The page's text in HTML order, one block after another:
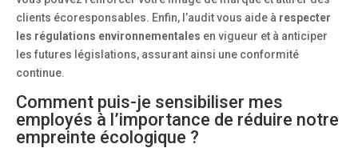
clients écoresponsables. Enfin, l’audit vous aide à respecter
les régulations environnementales en vigueur et à anticiper
les futures législations, assurant ainsi une conformité
continue.
Comment puis-je sensibiliser mes
employés à l’importance de réduire notre
empreinte écologique ?